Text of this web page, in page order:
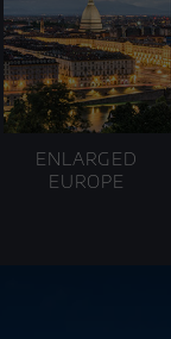
ENLARGED
EUROPE